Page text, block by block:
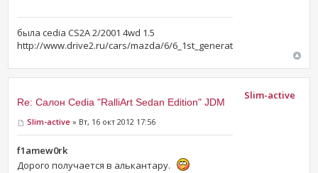
была cedia CS2A 2/2001 4wd 1.5
http://www.drive2.ru/cars/mazda/6/6_1st_generation/ma6shin/
Re: Салон Cedia "RalliArt Sedan Edition" JDM
Slim-active » Вт, 16 окт 2012 17:56
f1amew0rk
Дорого получается в алькантару.
Slim-active